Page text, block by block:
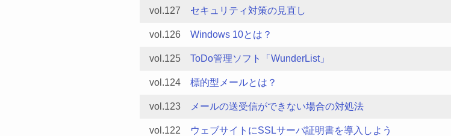
vol.127 セキュリティ対策の見直し
vol.126 Windows 10とは？
vol.125 ToDo管理ソフト「WunderList」
vol.124 標的型メールとは？
vol.123 メールの送受信ができない場合の対処法
vol.122 ウェブサイトにSSLサーバ証明書を導入しよう